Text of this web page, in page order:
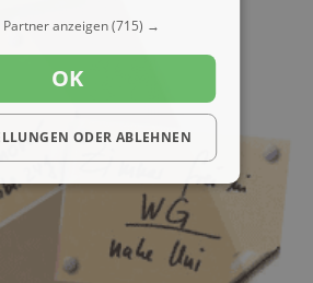
Partner anzeigen(715) →
OK
ODER ABLEHNEN